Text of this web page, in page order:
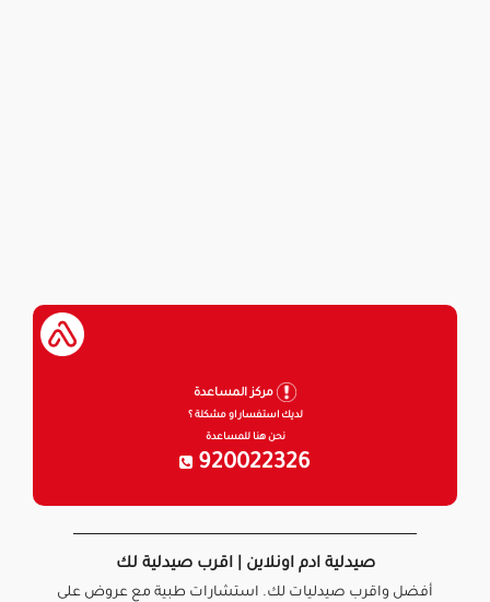
مركز المساعدة
لديك استفسار او مشكلة ؟
نحن هنا للمساعدة
920022326
صيدلية ادم اونلاين | اقرب صيدلية لك
أفضل واقرب صيدليات لك. استشارات طبية مع عروض على